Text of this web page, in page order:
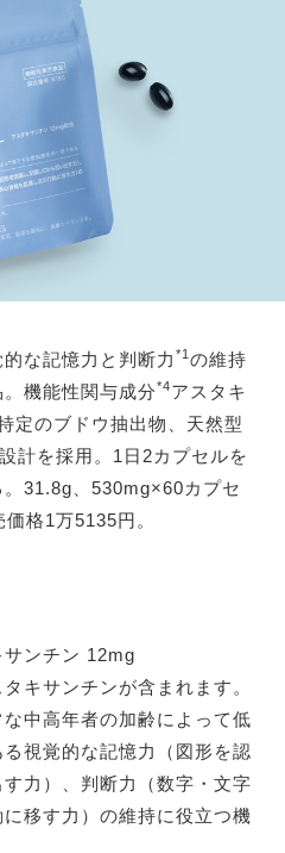
な記憶力と判断力 *1 の維持
機能性関与成分*4アスタキ
定のブドウ抽出物、天然型
計を採用。1日2カプセルを
31.8g、530mg×60カプセ
格1万5135円。
ンチン 12mg
キサンチンが含まれます。
中高年者の加齢によって低
視覚的な記憶力（図形を認
力）、判断力（数字・文字
移す力）の維持に役立つ機